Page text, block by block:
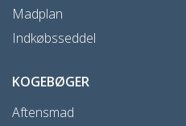
Madplan
Indkøbsseddel
KOGEBØGER
Aftensmad